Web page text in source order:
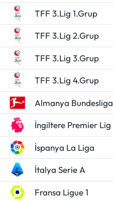
TFF 3.Lig 1.Grup
TFF 3.Lig 2.Grup
TFF 3.Lig 3.Grup
TFF 3.Lig 4.Grup
Almanya Bundesliga
İngiltere Premier Lig
İspanya La Liga
İtalya Serie A
Fransa Ligue 1
HABER İLAN